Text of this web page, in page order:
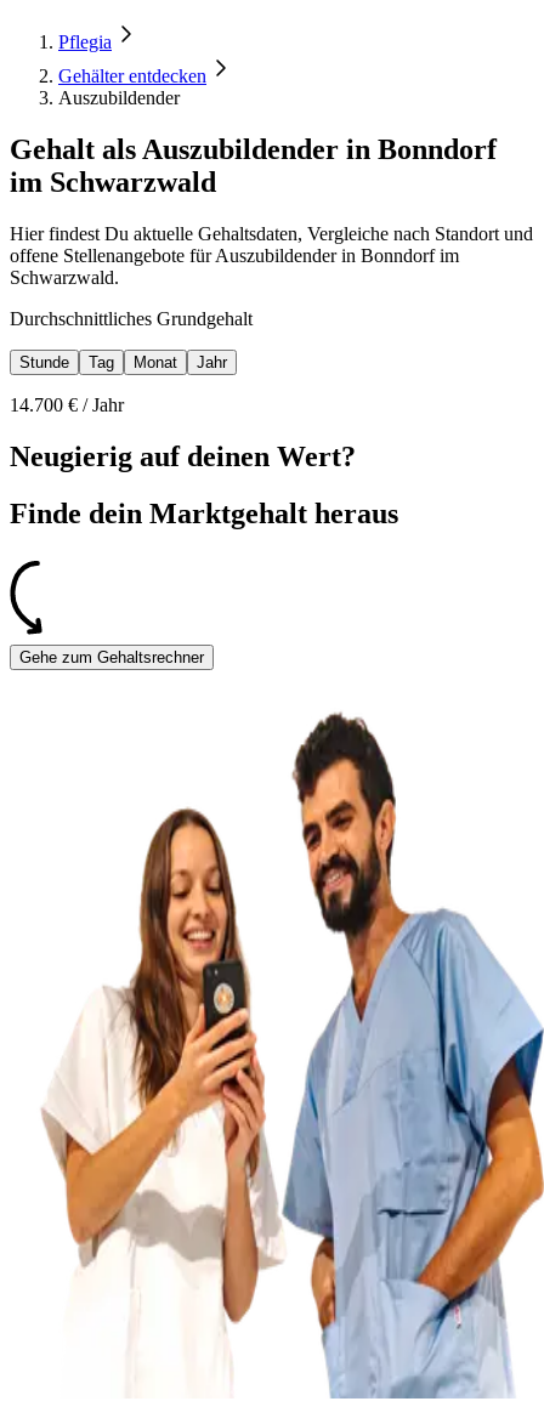
Pflegia
Gehälter entdecken
Auszubildender
Gehalt als Auszubildender in Bonndorf
im Schwarzwald
Hier findest Du aktuelle Gehaltsdaten, Vergleiche nach Standort und
offene Stellenangebote für Auszubildender in Bonndorf im
Schwarzwald.
Durchschnittliches Grundgehalt
Stunde Tag Monat Jahr
14.700 € /Jahr
Neugierig auf deinen Wert?
Finde dein Marktgehalt heraus
Gehe zum Gehaltsrechner